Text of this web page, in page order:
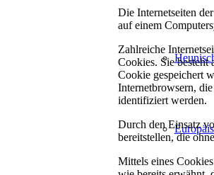
Die Internetseiten
auf einem
Zahlreiche
Cookies. Sie besteht
Cookie gespeichert
Internetbrowsern,
identifiziert werden.
Durch den Einsatz
bereitstellen, die
Mittels eines